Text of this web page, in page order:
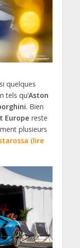
quelques
tels qu’Aston
. Bien
Europe reste
plusieurs
(lire